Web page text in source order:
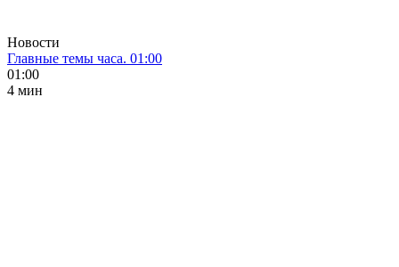
Новости
Главные темы часа. 01:00
01:00
4 мин